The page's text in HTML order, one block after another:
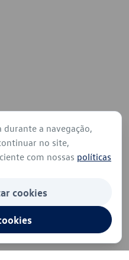
a navegação,
no site,
com nossas políticas
cookies